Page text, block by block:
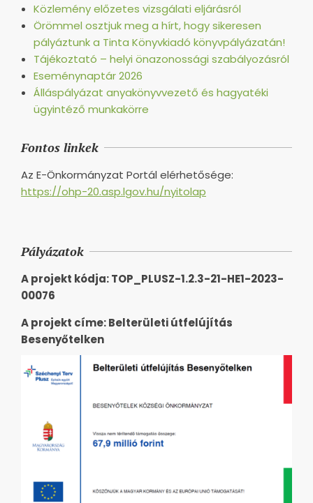
Közlemény előzetes vizsgálati eljárásról
Örömmel osztjuk meg a hírt, hogy sikeresen
pályáztunk a Tinta Könyvkiadó könyvpályázatán!
Tájékoztató – helyi önazonossági szabályozásról
Eseménynaptár 2026
Álláspályázat anyakönyvvezető és hagyatéki
ügyintéző munkakörre
Fontos linkek
Az E-Önkormányzat Portál elérhetősége:
https://ohp-20.asp.lgov.hu/nyitolap
Pályázatok
A projekt kódja: TOP_PLUSZ-1.2.3-21-HE1-2023-
00076
A projekt címe: Belterületi útfelújítás
Besenyőtelken